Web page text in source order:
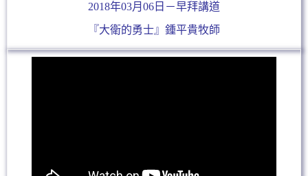
2018年03月06日－早拜講道
『大衛的勇士』鍾平貴牧師